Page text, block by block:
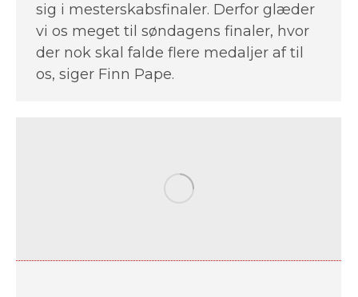
sig i mesterskabsfinaler. Derfor glæder
vi os meget til søndagens finaler, hvor
der nok skal falde flere medaljer af til
os, siger Finn Pape.